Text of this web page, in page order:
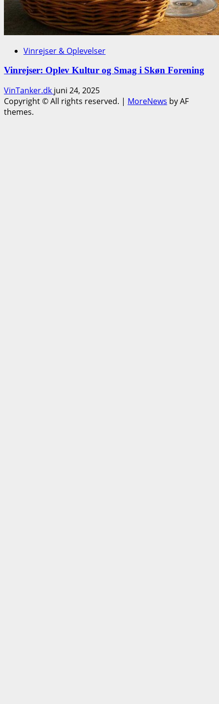
Vinrejser & Oplevelser
Vinrejser: Oplev Kultur og Smag i Skøn Forening
VinTanker.dk juni 24, 2025
Copyright © All rights reserved. | MoreNews by AF
themes.